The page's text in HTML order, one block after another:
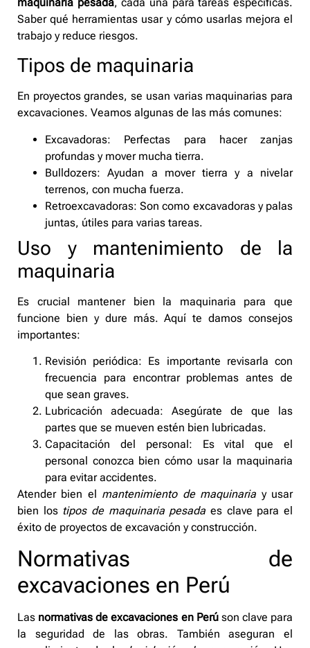
Saber qué herramientas usar y cómo usarlas mejora el
trabajo y reduce riesgos.
Tipos de maquinaria
En proyectos grandes, se usan varias maquinarias para
excavaciones. Veamos algunas de las más comunes:
Excavadoras: Perfectas para hacer zanjas
profundas y mover mucha tierra.
Bulldozers: Ayudan a mover tierra y a nivelar
terrenos, con mucha fuerza.
Retroexcavadoras: Son como excavadoras y palas
juntas, útiles para varias tareas.
Uso y mantenimiento de la
maquinaria
Es crucial mantener bien la maquinaria para que
funcione bien y dure más. Aquí te damos consejos
importantes:
Revisión periódica: Es importante revisarla con
frecuencia para encontrar problemas antes de
que sean graves.
Lubricación adecuada: Asegúrate de que las
partes que se mueven estén bien lubricadas.
Capacitación del personal: Es vital que el
personal conozca bien cómo usar la maquinaria
para evitar accidentes.
Atender bien el mantenimiento de maquinaria y usar
bien los tipos de maquinaria pesada es clave para el
éxito de proyectos de excavación y construcción.
Normativas de
excavaciones en Perú
Las normativas de excavaciones en Perúson clave para
la seguridad de las obras. También aseguran el